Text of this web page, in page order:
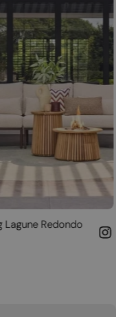
Convierte
funciona